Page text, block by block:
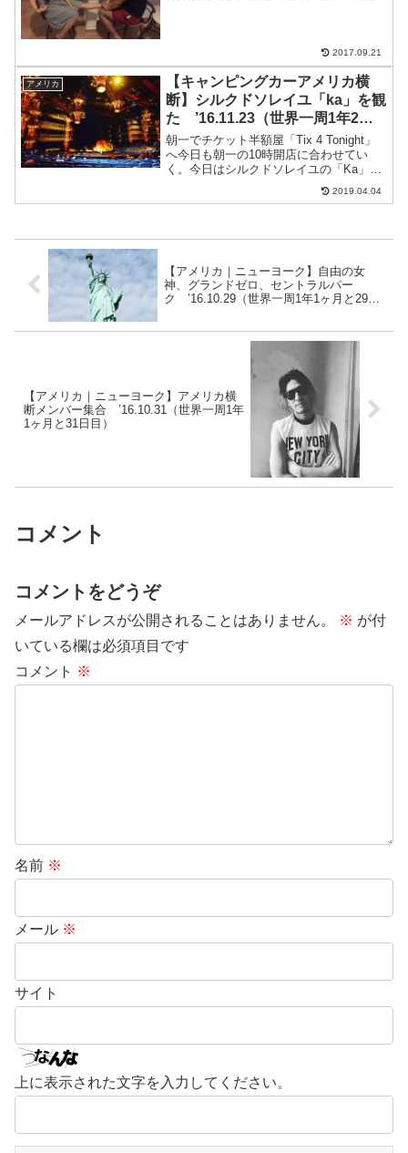
2017.09.21
アメリカ
【キャンピングカーアメリカ横
断】シルクドソレイユ「ka」を観
た ’16.11.23（世界一周1年2ヶ
月と23日目）
朝一でチケット半額屋「Tix 4 Tonight」
へ今日も朝一の10時開店に合わせてい
く。今日はシルクドソレイユの「Ka」が
あった。香取慎吾絶賛のやつだ。ネット
で直接購入すればシルクドソレイユの
2019.04.04
【アメリカ｜ニューヨーク】自由の女
神、グランドゼロ、セントラルパー
ク ’16.10.29（世界一周1年1ヶ月と29日
【アメリカ｜ニューヨーク】アメリカ横
断メンバー集合 ’16.10.31（世界一周1年
1ヶ月と31日目）
コメント
コメントをどうぞ
メールアドレスが公開されることはありません。 ※ が付
いている欄は必須項目です
コメント ※
名前 ※
メール ※
サイト
上に表示された文字を入力してください。